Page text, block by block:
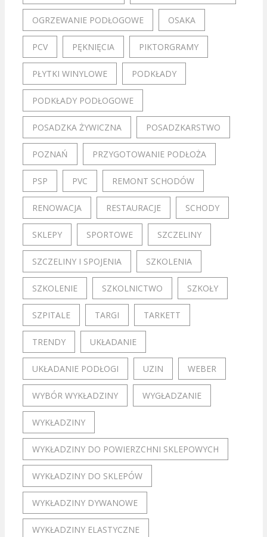
OGRZEWANIE PODŁOGOWE OSAKA
PCV PĘKNIĘCIA PIKTORGRAMY
PŁYTKI WINYLOWE PODKŁADY
PODKŁADY PODŁOGOWE
POSADZKA ŻYWICZNA POSADZKARSTWO
POZNAŃ PRZYGOTOWANIE PODŁOŻA
PSP PVC REMONT SCHODÓW
RENOWACJA RESTAURACJE SCHODY
SKLEPY SPORTOWE SZCZELINY
SZCZELINY I SPOJENIA SZKOLENIA
SZKOLENIE SZKOLNICTWO SZKOŁY
SZPITALE TARGI TARKETT
TRENDY UKŁADANIE
UKŁADANIE PODŁOGI UZIN WEBER
WYBÓR WYKŁADZINY WYGŁADZANIE
WYKŁADZINY
WYKŁADZINY DO POWIERZCHNI SKLEPOWYCH
WYKŁADZINY DO SKLEPÓW
WYKŁADZINY DYWANOWE
WYKŁADZINY ELASTYCZNE